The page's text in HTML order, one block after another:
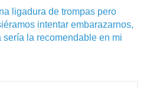
ligadura de trompas pero
intentar embarazarnos,
la recomendable en mi